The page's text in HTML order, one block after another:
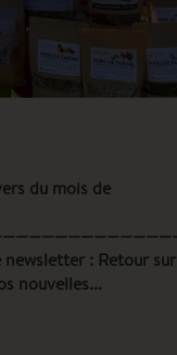
du mois de
newsletter : Retour sur
nouvelles